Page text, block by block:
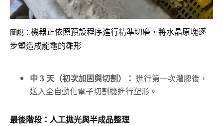
圖說： 機器正依照預設程序進行精準切磨，將水晶原塊逐
步塑造成龍龜的雛形
中 3 天（初次加固與切割）： 進行第一次灌膠後，
送入全自動化電子切割機進行塑形。
最後階段：人工拋光與半成品整理